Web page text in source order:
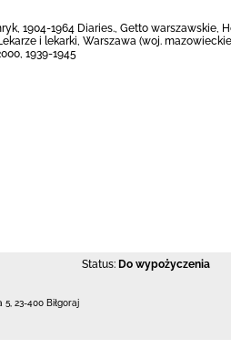
1904-1964 Diaries., Getto
i lekarki, Warszawa (woj.
1939-1945
Status: Do wypożyczenia
5 23-400 Biłgoraj